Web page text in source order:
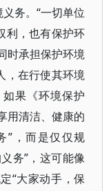
务。“一切单位
利，也有保护环
时承担保护环境
，在行使其环境
果《环境保护
用清洁、健康的
”，而是仅仅规
务”，这可能像
“大家动手，保